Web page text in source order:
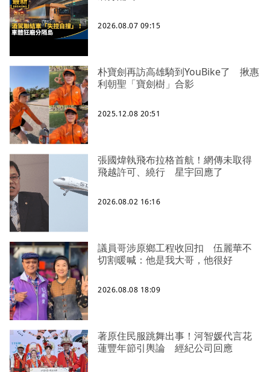
2026.08.07 09:15
朴寶劍再訪高雄騎到YouBike了 揪惠
利朝聖「寶劍樹」合影
2025.12.08 20:51
張國煒執飛布拉格首航！網傳未取得
飛越許可、繞行 星宇回應了
2026.08.02 16:16
議員哥涉原鄉工程收回扣 伍麗華不
切割暖喊：他是我大哥，他很好
2026.08.08 18:09
著原住民服跳舞出事！河智媛代言花
蓮豐年節引輿論 經紀公司回應